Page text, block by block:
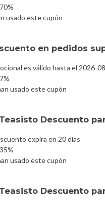
usado este cupón
en pedidos
es válido hasta el 2026-
usado este cupón
Descuento
expira en 20 días
usado este cupón
Descuento